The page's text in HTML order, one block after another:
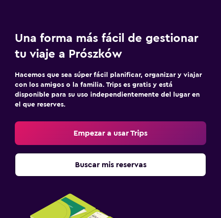
Una forma más fácil de gestionar
tu viaje a Prószków
Hacemos que sea súper fácil planificar, organizar y viajar
con los amigos o la familia. Trips es gratis y está
disponible para su uso independientemente del lugar en
el que reserves.
Empezar a usar Trips
Buscar mis reservas